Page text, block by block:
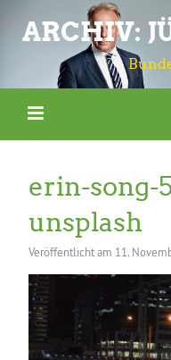
ARCHIV:
erin-song-
unsplash
Veröffentlicht am 11.